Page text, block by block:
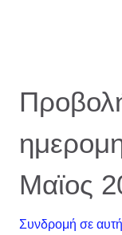
Μαϊος
Συνδρομή σε